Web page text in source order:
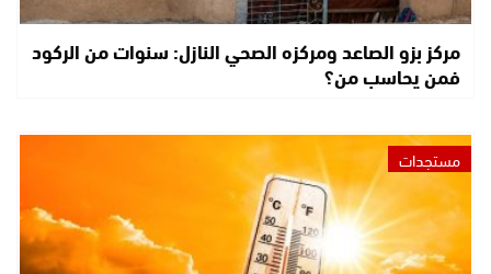
مركز بزو الصاعد ومركزه الصحي النازل: سنوات من الركود
فمن يحاسب من؟
مستجدات